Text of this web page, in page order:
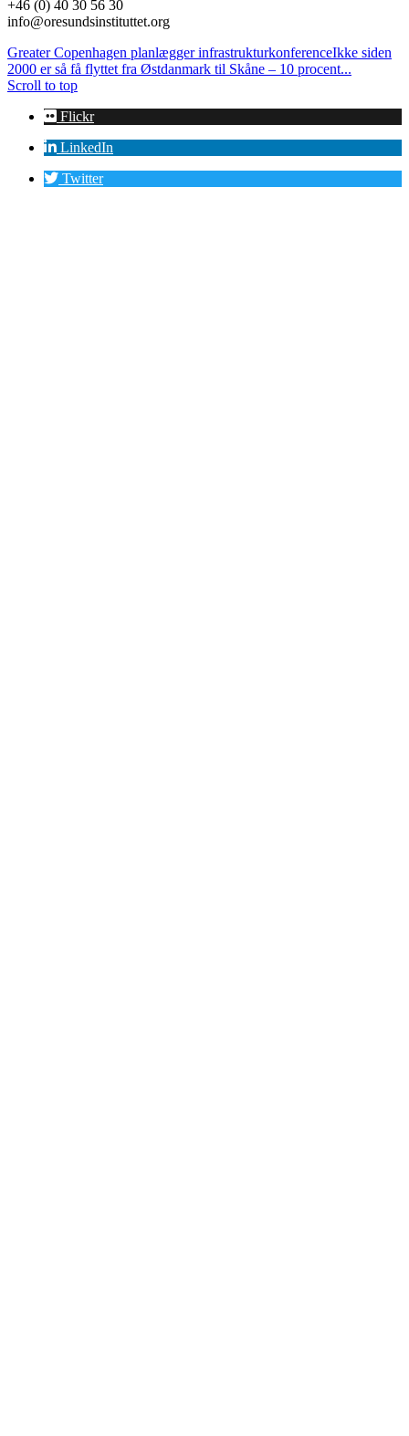
+46 (0) 40 30 56 30
info@oresundsinstituttet.org
Greater Copenhagen planlægger infrastrukturkonferenceIkke siden
2000 er så få flyttet fra Østdanmark til Skåne – 10 procent...
Scroll to top
Flickr
LinkedIn
Twitter